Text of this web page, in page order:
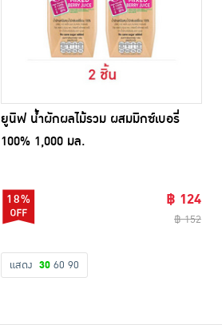
ยูนิฟ น้ำผักผลไม้รวม ผสมมิกซ์เบอรี่
100% 1,000 มล.
18% ฿ 124
฿ 152
แสดง 30 60 90